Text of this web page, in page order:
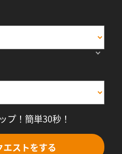
プ！簡単30秒！
エストをする